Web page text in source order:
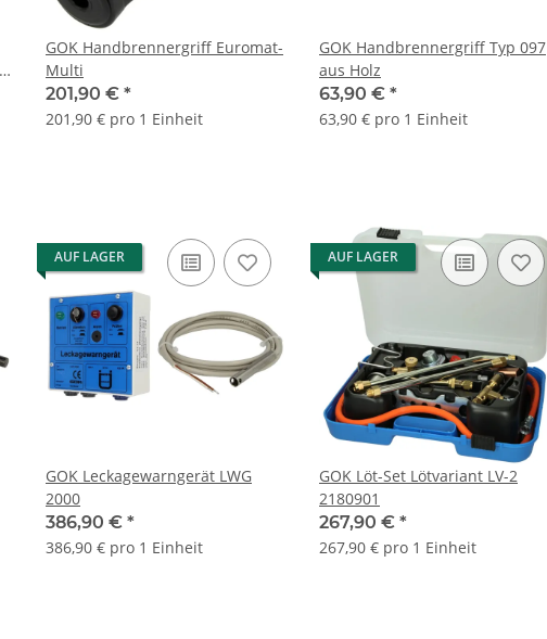
GOK Handbrennergriff Euromat-
Multi
201,90 € *
201,90 € pro 1 Einheit
GOK Handbrennergriff Typ 097
aus Holz
63,90 € *
63,90 € pro 1 Einheit
AUF LAGER
GOK Leckagewarngerät LWG
2000
386,90 € *
386,90 € pro 1 Einheit
AUF LAGER
GOK Löt-Set Lötvariant LV-2
2180901
267,90 € *
267,90 € pro 1 Einheit